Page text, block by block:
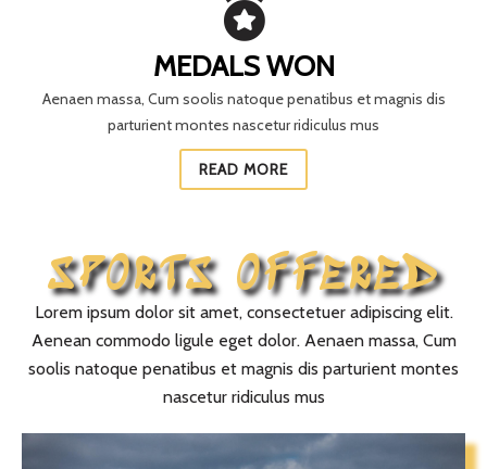
MEDALS WON
Aenaen massa, Cum soolis natoque penatibus et magnis dis
parturient montes nascetur ridiculus mus
READ MORE
SPORTS OFFERED
Lorem ipsum dolor sit amet, consectetuer adipiscing elit.
Aenean commodo ligule eget dolor. Aenaen massa, Cum
soolis natoque penatibus et magnis dis parturient montes
nascetur ridiculus mus